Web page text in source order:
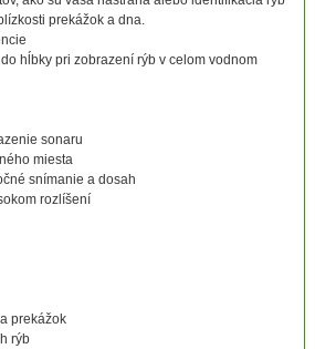
prekážok a dna.
hĺbky pri zobrazení rýb v celom vodnom
sonaru
miesta
snímanie a dosah
rozlíšení
prekážok
rýb